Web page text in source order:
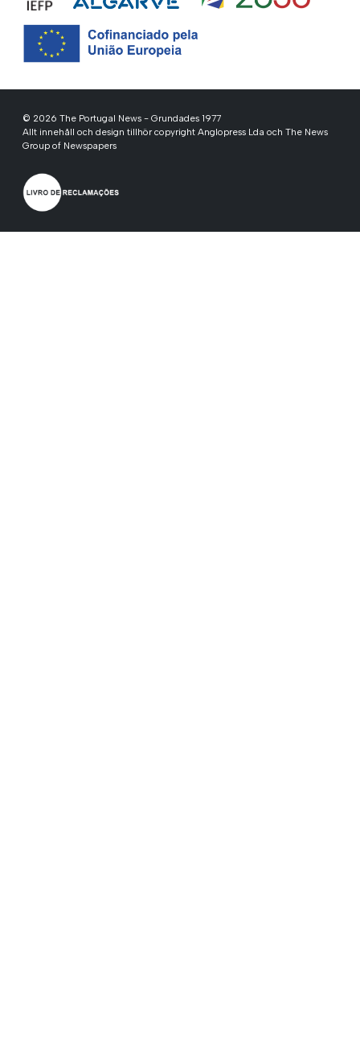
© 2026 The Portugal News - Grundades 1977
Allt innehåll och design tillhör copyright Anglopress Lda och The News
Group of Newspapers